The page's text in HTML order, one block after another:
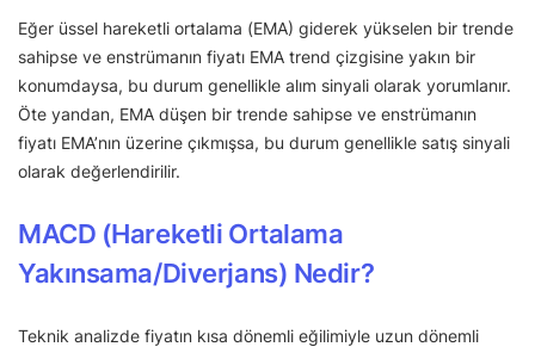
Eğer üssel hareketli ortalama (EMA) giderek yükselen bir trende
sahipse ve enstrümanın fiyatı EMA trend çizgisine yakın bir
konumdaysa, bu durum genellikle alım sinyali olarak yorumlanır.
Öte yandan, EMA düşen bir trende sahipse ve enstrümanın
fiyatı EMA’nın üzerine çıkmışsa, bu durum genellikle satış sinyali
olarak değerlendirilir.
MACD (Hareketli Ortalama
Yakınsama/Diverjans) Nedir?
Teknik analizde fiyatın kısa dönemli eğilimiyle uzun dönemli